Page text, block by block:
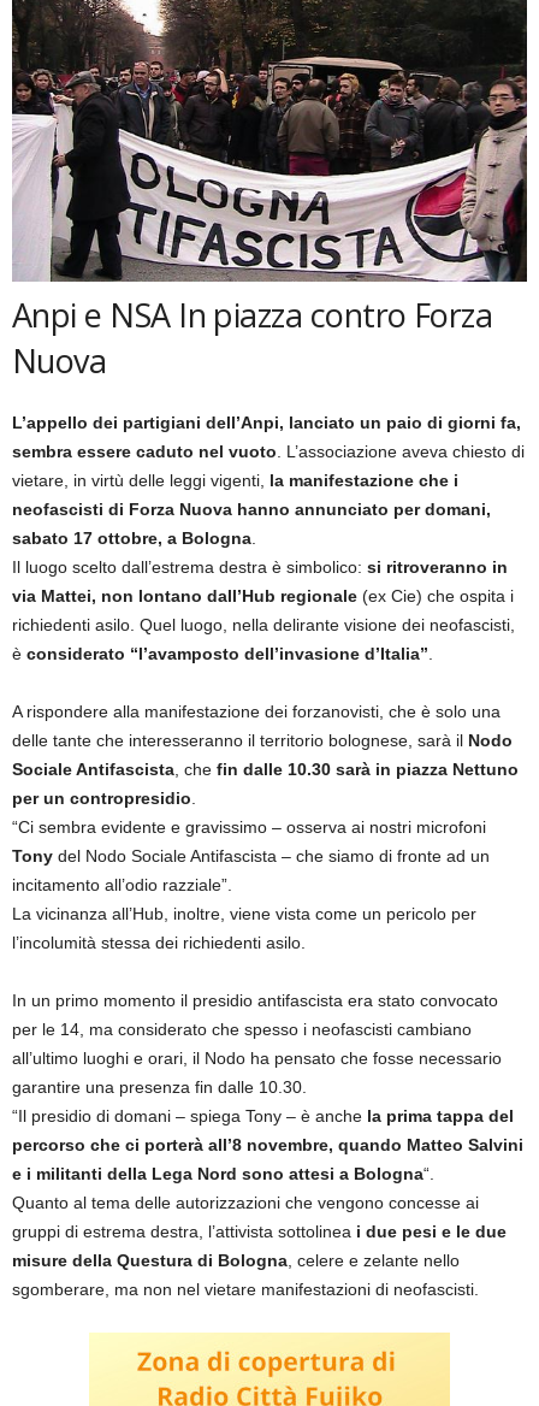
Anpi e NSA In piazza contro Forza
Nuova
L’appello dei partigiani dell’Anpi, lanciato un paio di giorni fa,
sembra essere caduto nel vuoto . L’associazione aveva chiesto di
vietare, in virtù delle leggi vigenti, la manifestazione che i
neofascisti di Forza Nuova hanno annunciato per domani,
sabato 17 ottobre, a Bologna
Il luogo scelto dall’estrema destra è simbolico: si ritroveranno in
via Mattei, non lontano dall’Hub regionale (ex Cie) che ospita i
richiedenti asilo. Quel luogo, nella delirante visione dei neofascisti,
è considerato “l’avamposto dell’invasione d’Italia”
A rispondere alla manifestazione dei forzanovisti, che è solo una
delle tante che interesseranno il territorio bolognese, sarà il Nodo
Sociale Antifascista , che fin dalle 10.30 sarà in piazza Nettuno
per un contropresidio
“Ci sembra evidente e gravissimo – osserva ai nostri microfoni
Tony del Nodo Sociale Antifascista – che siamo di fronte ad un
incitamento all’odio razziale”.
La vicinanza all’Hub, inoltre, viene vista come un pericolo per
l’incolumità stessa dei richiedenti asilo.
In un primo momento il presidio antifascista era stato convocato
per le 14, ma considerato che spesso i neofascisti cambiano
all’ultimo luoghi e orari, il Nodo ha pensato che fosse necessario
garantire una presenza fin dalle 10.30.
“Il presidio di domani – spiega Tony – è anche la prima tappa del
percorso che ci porterà all’8 novembre, quando Matteo Salvini
e i militanti della Lega Nord sono attesi a Bologna“.
Quanto al tema delle autorizzazioni che vengono concesse ai
gruppi di estrema destra, l’attivista sottolinea i due pesi e le due
misure della Questura di Bologna , celere e zelante nello
sgomberare, ma non nel vietare manifestazioni di neofascisti.